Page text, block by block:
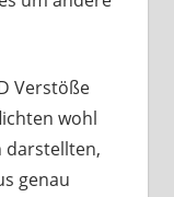
Verstöße
wohl
darstellten,
genau